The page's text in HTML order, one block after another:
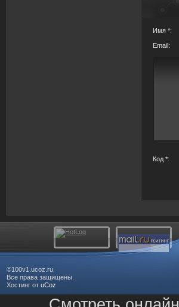
Имя *:
Email:
Код *:
©100v1.ucoz.ru.
Все права защищены.
Хостинг от uCoz